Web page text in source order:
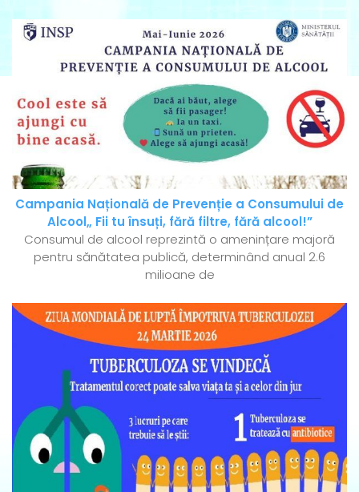
Campania Națională de Prevenție a Consumului de
Alcool„ Fii tu însuți, fără filtre, fără alcool!”
Consumul de alcool reprezintă o amenințare majoră
pentru sănătatea publică, determinând anual 2.6
milioane de